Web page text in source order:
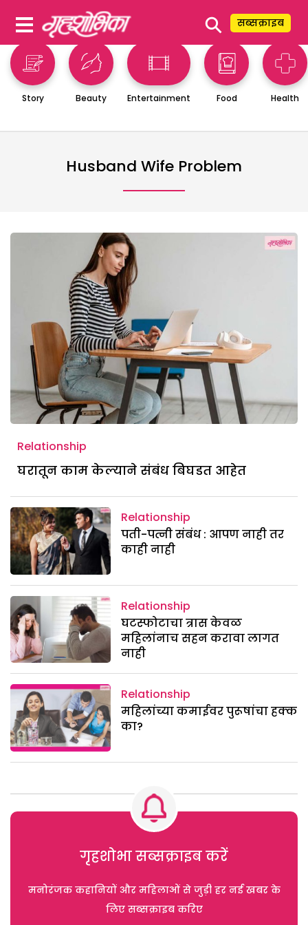
⚲ सब्सक्राइब
Story Beauty Entertainment Food Health
Husband Wife Problem
Relationship
घरातून काम केल्याने संबंध बिघडत आहेत
Relationship
पती-पत्नी संबंध : आपण नाही तर
काही नाही
Relationship
घटस्फोटाचा त्रास केवळ
महिलांनाच सहन करावा लागत
नाही
Relationship
महिलांच्या कमाईवर पुरूषांचा हक्क
का?
गृहशोभा सब्सक्राइब करें
मनोरंजक कहानियों और महिलाओं से जुड़ी हर नई खबर के
लिए सब्सक्राइब करिए